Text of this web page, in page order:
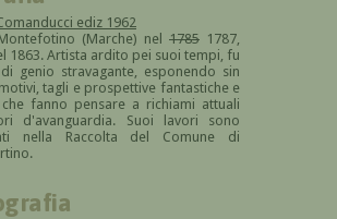
ediz 1962
(Marche) nel 1785 1787,
1863. Artista ardito pei suoi tempi, fu
genio stravagante, esponendo sin
tagli e prospettive fantastiche e
fanno pensare a richiami attuali
d'avanguardia. Suoi lavori sono
nella Raccolta del Comune di